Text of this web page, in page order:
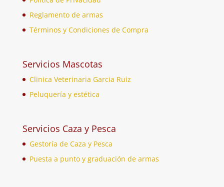
Reglamento de armas
Términos y Condiciones de Compra
Servicios Mascotas
Clinica Veterinaria Garcia Ruiz
Peluquería y estética
Servicios Caza y Pesca
Gestoría de Caza y Pesca
Puesta a punto y graduación de armas